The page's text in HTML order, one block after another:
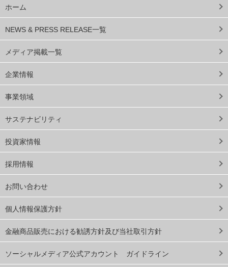
ホーム
NEWS & PRESS RELEASE一覧
メディア掲載一覧
企業情報
事業領域
サステナビリティ
投資家情報
採用情報
お問い合わせ
個人情報保護方針
金融商品販売における勧誘方針及び当社取引方針
ソーシャルメディア公式アカウント ガイドライン